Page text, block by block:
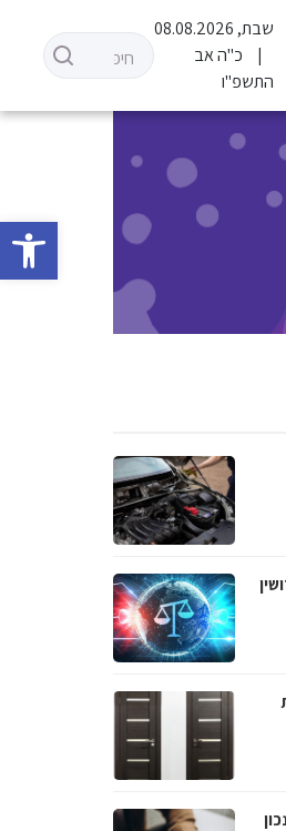
פתח
שבת, 08.08.2026
כ"ה אב
התשפ"ו